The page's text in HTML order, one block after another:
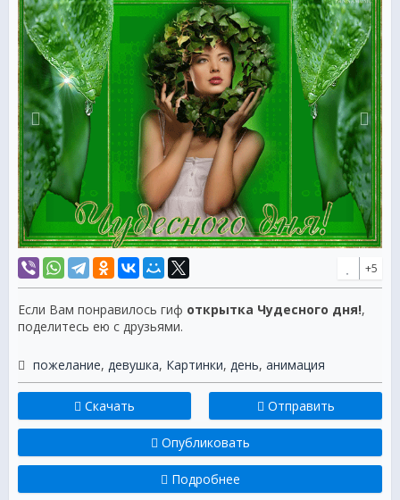
+5
Если Вам понравилось гиф открытка Чудесного дня!,
поделитесь ею с друзьями.
пожелание, девушка, Картинки, день, анимация
Скачать Отправить
Опубликовать
Подробнее